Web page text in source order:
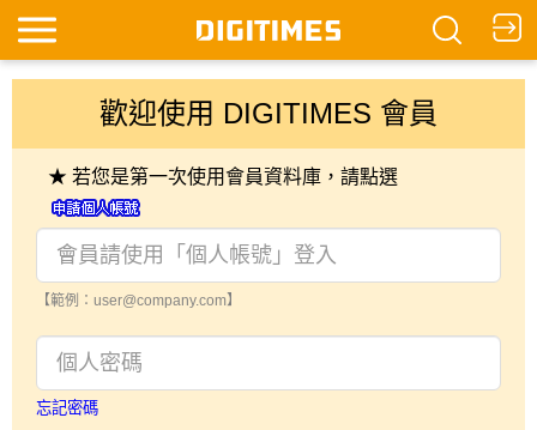
歡迎使用 DIGITIMES 會員
★ 若您是第一次使用會員資料庫，請點選
【範例：user@company.com】
忘記密碼